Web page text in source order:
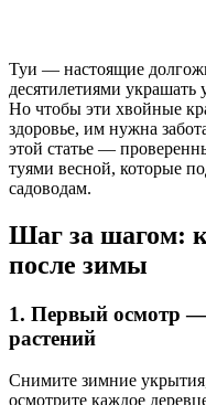
Туи — настоящие
десятилетиями украшать
Но чтобы эти хвойные
здоровье, им нужна
этой статье —
туями весной, которые
садоводам.
Шаг за шагом:
после зимы
1. Первый осмотр
растений
Снимите зимние
осмотрите каждое